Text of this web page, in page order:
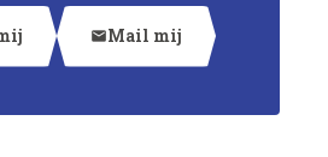
Mail mij
mail